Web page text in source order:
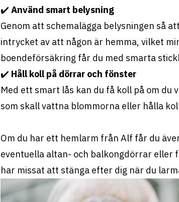
✔️ Använd smart belysning
Genom att schemalägga belysningen så
intrycket av att någon är hemma, vilket
boendeförsäkring får du med smarta
✔️ Håll koll på dörrar och fönster
Med ett smart lås kan du få koll på om
som skall vattna blommorna eller hålla
Om du har ett hemlarm från Alf får du
eventuella altan- och balkongdörrar eller
har missat att stänga efter dig när du